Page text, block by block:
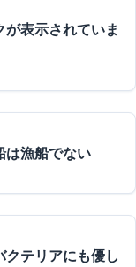
表示されていま
は漁船でない
テリアにも優し